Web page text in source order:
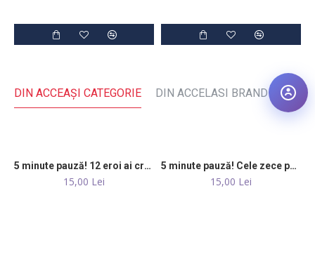
DIN ACCEAŞI CATEGORIE DIN ACCELASI BRAND
5 minute pauză! 12 eroi ai credinței
15,00 Lei
5 minute pauză! Cele zece porunci
15,00 Lei